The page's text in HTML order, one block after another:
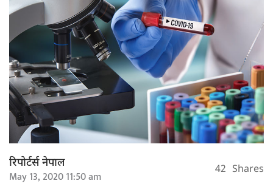
रिपोर्टर्स नेपाल
May 13, 2020 11:50 am 42 Shares